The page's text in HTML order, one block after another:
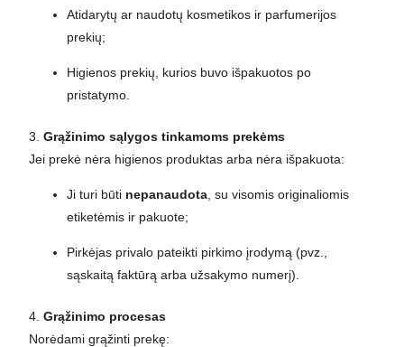
Atidarytų ar naudotų kosmetikos ir parfumerijos
prekių;
Higienos prekių, kurios buvo išpakuotos po
pristatymo.
3. Grąžinimo sąlygos tinkamoms prekėms
Jei prekė nėra higienos produktas arba nėra išpakuota:
Ji turi būti nepanaudota, su visomis originaliomis
etiketėmis ir pakuote;
Pirkėjas privalo pateikti pirkimo įrodymą (pvz.,
sąskaitą faktūrą arba užsakymo numerį).
4. Grąžinimo procesas
Norėdami grąžinti prekę: